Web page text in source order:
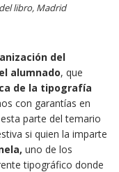
libro, Madrid
del
alumnado, que
de la tipografía
con garantías en
parte del temario
si quien la imparte
uno de los
tipográfico donde